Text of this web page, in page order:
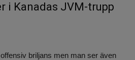
i Kanadas JVM-trupp
briljans men man ser även